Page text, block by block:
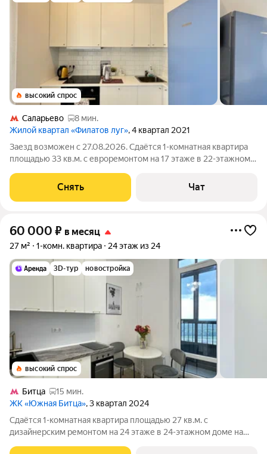
высокий спрос
Саларьево
8 мин.
Жилой квартал «Филатов луг», 4 квартал 2021
Заезд возможен с 27.08.2026. Сдаётся 1-комнатная квартира
площадью 33 кв.м. с евроремонтом на 17 этаже в 22-этажном
Духовой шкаф Стиральная машина Холодильник Кондиционер
Пылесос Дом -
Снять Чат
60 000 ₽ в месяц
27 м² 1-комн. квартира 24 этаж из 24
3D-тур новостройка
высокий спрос
Битца
15 мин.
ЖК «Южная Битца», 3 квартал 2024
Сдаётся 1-комнатная квартира площадью 27 кв.м. с
дизайнерским ремонтом на 24 этаже в 24-этажном доме на